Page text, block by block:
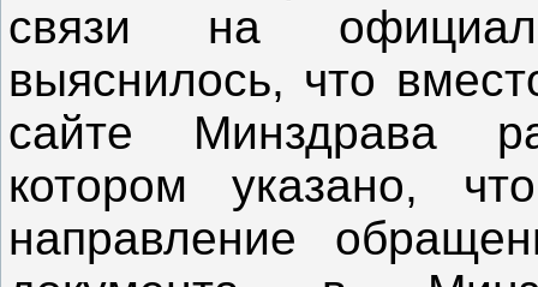
связи на
выяснилось, что
сайте Минздрава
котором указано,
направление